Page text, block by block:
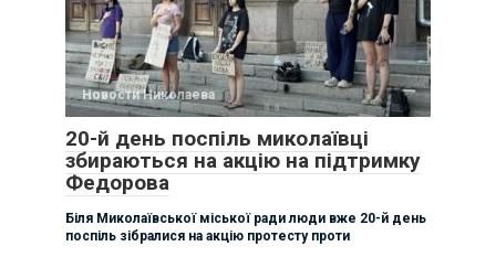
Новости Николаева
20-й день поспіль миколаївці
збираються на акцію на підтримку
Федорова
Біля Миколаївської міської ради люди вже 20-й день
поспіль зібралися на акцію протесту проти